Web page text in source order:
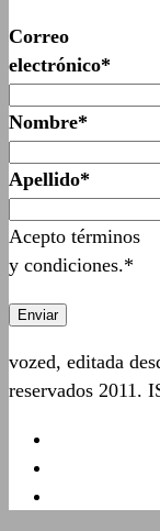
Correo
electrónico*
Nombre*
Apellido*
Acepto términos
y condiciones.*
vozed, editada
reservados 2011.